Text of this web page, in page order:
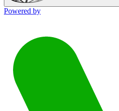
Powered by